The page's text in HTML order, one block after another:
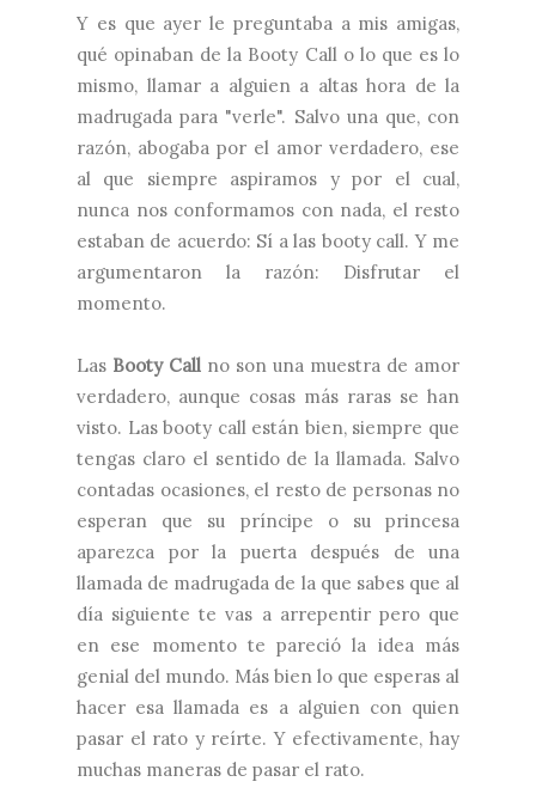
Y es que ayer le preguntaba a mis amigas,
qué opinaban de la Booty Call o lo que es lo
mismo, llamar a alguien a altas hora de la
madrugada para "verle". Salvo una que, con
razón, abogaba por el amor verdadero, ese
al que siempre aspiramos y por el cual,
nunca nos conformamos con nada, el resto
estaban de acuerdo: Sí a las booty call. Y me
argumentaron la razón: Disfrutar el
momento.
Las Booty Call no son una muestra de amor
verdadero, aunque cosas más raras se han
visto. Las booty call están bien, siempre que
tengas claro el sentido de la llamada. Salvo
contadas ocasiones, el resto de personas no
esperan que su príncipe o su princesa
aparezca por la puerta después de una
llamada de madrugada de la que sabes que al
día siguiente te vas a arrepentir pero que
en ese momento te pareció la idea más
genial del mundo. Más bien lo que esperas al
hacer esa llamada es a alguien con quien
pasar el rato y reírte. Y efectivamente, hay
muchas maneras de pasar el rato.